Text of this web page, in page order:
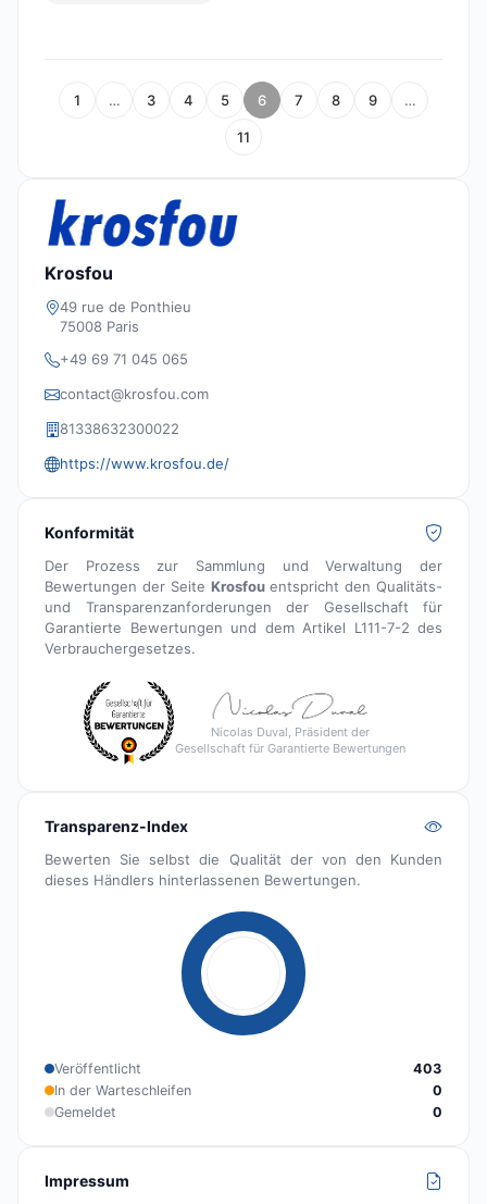
1 … 3 4 5 6 7 8 9 …
11
Krosfou
49 rue de Ponthieu
75008 Paris
+49 69 71 045 065
contact@krosfou.com
81338632300022
https://www.krosfou.de/
Konformität
Der Prozess zur Sammlung und Verwaltung der
Bewertungen der Seite Krosfouentspricht den Qualitäts-
und Transparenzanforderungen der Gesellschaft für
Garantierte Bewertungen und dem Artikel L111-7-2 des
Verbrauchergesetzes.
Nicolas Duval, Präsident der
Gesellschaft für Garantierte Bewertungen
Transparenz-Index
Bewerten Sie selbst die Qualität der von den Kunden
dieses Händlers hinterlassenen Bewertungen.
Veröffentlicht
403
In der Warteschleifen
0
Gemeldet
0
Impressum